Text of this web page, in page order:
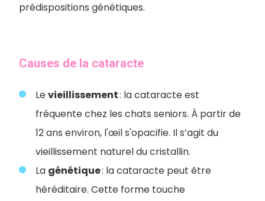
prédispositions génétiques.
Causes de la cataracte
Levieillissement: la cataracte est
fréquente chez les chats seniors. À partir de
12 ans environ, l'œil s'opacifie. Il s’agit du
vieillissement naturel du cristallin.
La génétique: la cataracte peut être
héréditaire. Cette forme touche